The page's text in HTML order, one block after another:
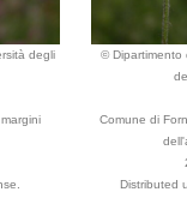
degli
© Dipartimento
Comune di
Distributed